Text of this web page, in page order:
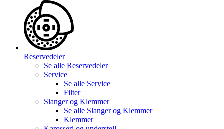
Reservedeler
Se alle Reservedeler
Service
Se alle Service
Filter
Slanger og Klemmer
Se alle Slanger og Klemmer
Klemmer